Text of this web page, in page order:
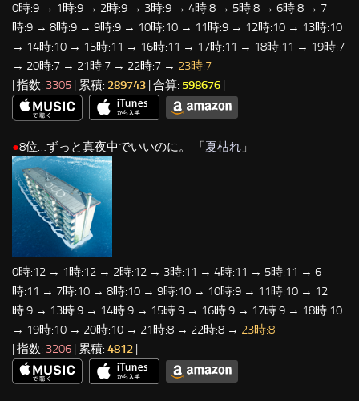
0時:9 → 1時:9 → 2時:9 → 3時:9 → 4時:8 → 5時:8 → 6時:8 → 7
時:9 → 8時:9 → 9時:9 → 10時:10 → 11時:9 → 12時:10 → 13時:10
→ 14時:10 → 15時:11 → 16時:11 → 17時:11 → 18時:11 → 19時:7
→ 20時:7 → 21時:7 → 22時:7 → 23時:7
| 指数: 3305 | 累積: 289743 | 合算: 598676
●8位…ずっと真夜中でいいのに。 「夏枯れ 」
0時:12 → 1時:12 → 2時:12 → 3時:11 → 4時:11 → 5時:11 → 6
時:11 → 7時:10 → 8時:10 → 9時:10 → 10時:9 → 11時:10 → 12
時:9 → 13時:9 → 14時:9 → 15時:9 → 16時:9 → 17時:9 → 18時:10
→ 19時:10 → 20時:10 → 21時:8 → 22時:8 → 23時:8
| 指数: 3206 | 累積: 4812 |